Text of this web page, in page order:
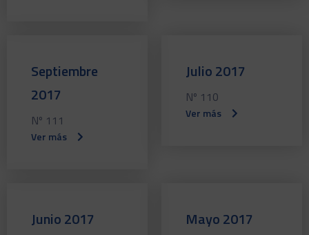
Septiembre
2017
Nº 111
Ver más
Julio 2017
Nº 110
Ver más
Junio 2017 Mayo 2017